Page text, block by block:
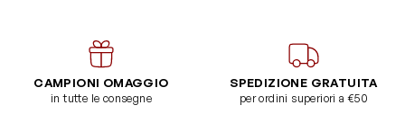
CAMPIONI OMAGGIO
in tutte le consegne
SPEDIZIONE GRATUITA
per ordini superiori a €50